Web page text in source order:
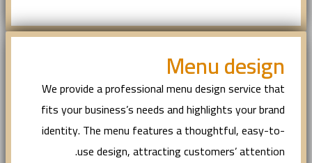
Menu design
We provide a professional menu design service that
fits your business’s needs and highlights your brand
identity. The menu features a thoughtful, easy-to-
use design, attracting customers’ attention.